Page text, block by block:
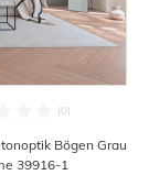
Bögen Grau
39916-1